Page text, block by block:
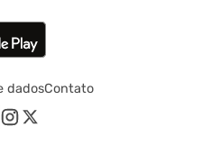
dadosContato